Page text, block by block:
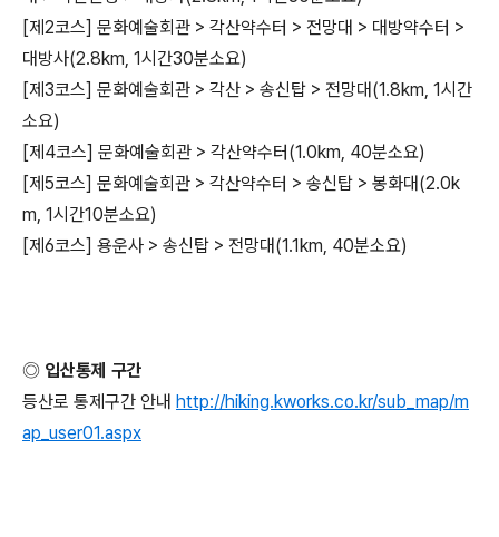
[제2코스] 문화예술회관 > 각산약수터 > 전망대 > 대방약수터 >
대방사(2.8km, 1시간30분소요)
[제3코스] 문화예술회관 > 각산 > 송신탑 > 전망대(1.8km, 1시간
소요)
[제4코스] 문화예술회관 > 각산약수터(1.0km, 40분소요)
[제5코스] 문화예술회관 > 각산약수터 > 송신탑 > 봉화대(2.0k
m, 1시간10분소요)
[제6코스] 용운사 > 송신탑 > 전망대(1.1km, 40분소요)
◎ 입산통제 구간
등산로 통제구간 안내 http://hiking.kworks.co.kr/sub_map/m
ap_user01.aspx